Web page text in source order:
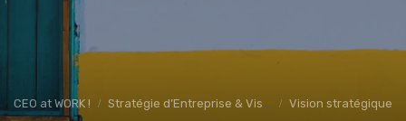
CEO at WORK ! Stratégie d’Entreprise & Vision Vision stratégique